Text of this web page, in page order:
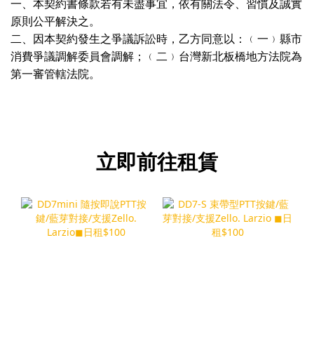
一、本契約書條款若有未盡事宜，依有關法令、習慣及誠實
原則公平解決之。
二、因本契約發生之爭議訴訟時，乙方同意以：﹙一﹚縣市
消費爭議調解委員會調解；﹙二﹚台灣新北板橋地方法院為
第一審管轄法院。
立即前往租賃